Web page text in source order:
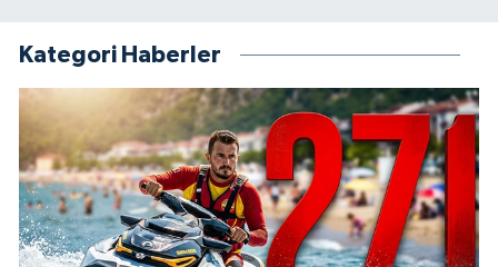
Kategori Haberler